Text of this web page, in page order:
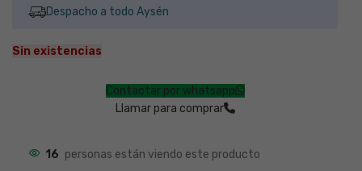
Despacho a todo Aysén
Sin existencias
Contactar por whatsapp
Llamar para comprar
16 personas están viendo este producto